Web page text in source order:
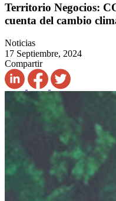
Territorio Negocios:
cuenta del cambio
Noticias
17 Septiembre, 2024
Compartir